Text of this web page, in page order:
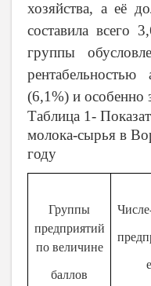
хозяйства, а её
составила всего
группы
рентабельностью
(6,1%) и особенно
Таблица 1-
молока-сырья в
году
Группы
предприятий
по величине
баллов